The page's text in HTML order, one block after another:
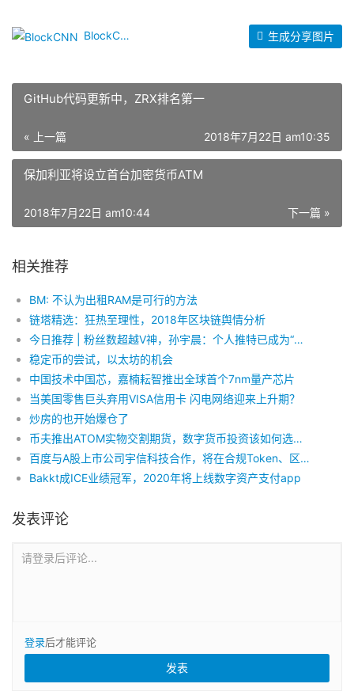
BlockCNN 生成分享图片
GitHub代码更新中，ZRX排名第一
« 上一篇 2018年7月22日 am10:35
保加利亚将设立首台加密货币ATM
下一篇 »
2018年7月22日 am10:44
相关推荐
BM: 不认为出租RAM是可行的方法
链塔精选：狂热至理性，2018年区块链舆情分析
今日推荐 | 粉丝数超越V神，孙宇晨：个人推特已成为“行业第一大推特号”
稳定币的尝试，以太坊的机会
中国技术中国芯，嘉楠耘智推出全球首个7nm量产芯片
当美国零售巨头弃用VISA信用卡 闪电网络迎来上升期？
炒房的也开始爆仓了
币夫推出ATOM实物交割期货，数字货币投资该如何选择？
百度与A股上市公司宇信科技合作，将在合规Token、区块链金融解决方案领域发力
Bakkt成ICE业绩冠军，2020年将上线数字资产支付app
发表评论
请登录后评论...
登录后才能评论